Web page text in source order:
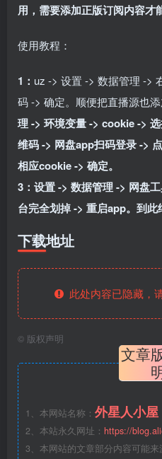
用，需要添加正版订阅内容才
使用教程：
1： uz -> 设置 -> 数据管理 ->
码 -> 确定。顺便把直播源也添
理 -> 环境变量 -> cookie ->
维码 -> 网盘app扫码登录 ->
相应cookie -> 确定。
3：设置 -> 数据管理 -> 网盘
台完全划掉 -> 重启app。到此
下载地址
此处内容已隐藏，
© 版权声明
文章
1、本网站名称： 外星人小屋
2、本站永久网址： https://
3、本网站的文章部分内容可能